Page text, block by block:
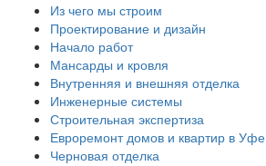
Из чего мы строим
Проектирование и дизайн
Начало работ
Мансарды и кровля
Внутренняя и внешняя отделка
Инженерные системы
Строительная экспертиза
Евроремонт домов и квартир в Уфе
Черновая отделка